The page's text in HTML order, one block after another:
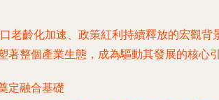
老齡化加速、政策紅利持續釋放的宏觀
著整個產業生態，成為驅動其發展的核心
定融合基礎